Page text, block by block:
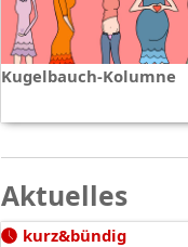
Kugelbauch-Kolumne
Aktuelles
kurz&bündig